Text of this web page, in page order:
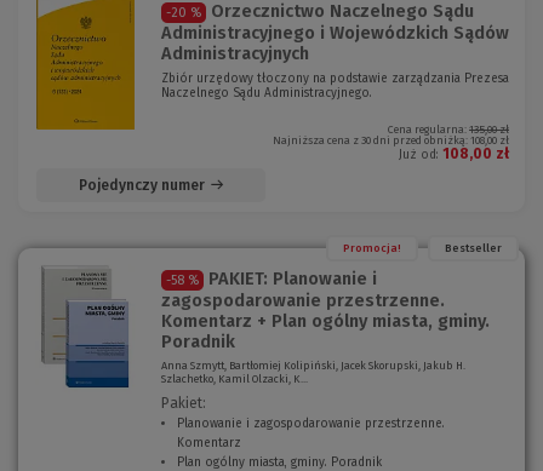
-20 %
Orzecznictwo Naczelnego Sądu
Administracyjnego i Wojewódzkich Sądów
Administracyjnych
Zbiór urzędowy tłoczony na podstawie zarządzania Prezesa
Naczelnego Sądu Administracyjnego.
Cena regularna: 135,00 zł
Najniższa cena z 30 dni przed obniżką: 108,00 zł
Już od: 108,00 zł
Pojedynczy numer
Promocja! Bestseller
-58 %
PAKIET: Planowanie i
zagospodarowanie przestrzenne.
Komentarz + Plan ogólny miasta, gminy.
Poradnik
Anna Szmytt, Bartłomiej Kolipiński, Jacek Skorupski, Jakub H.
Szlachetko, Kamil Olzacki, K...
Pakiet:
Planowanie i zagospodarowanie przestrzenne.
Komentarz
N
Plan ogólny miasta, gminy. Poradnik